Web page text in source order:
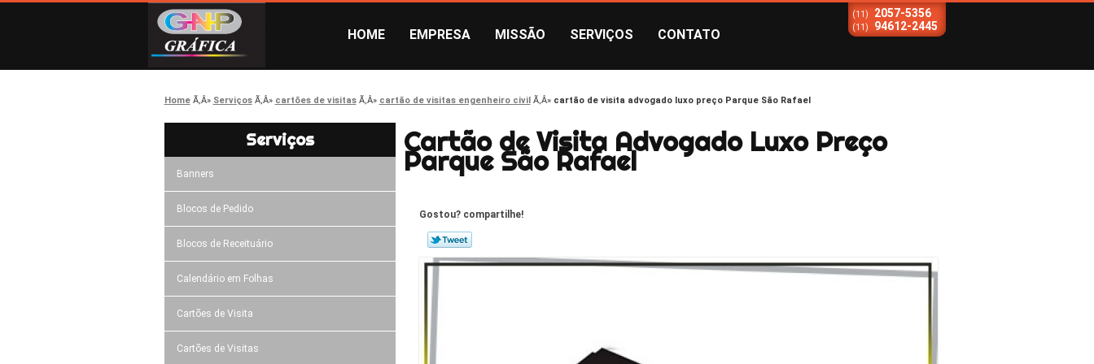
HOME EMPRESA MISSÃO SERVIÇOS CONTATO
(11) 2057-5356
(11) 94612-2445
Home Serviços cartões de visitas cartão de visitas engenheiro civil cartão de visita advogado luxo preço Parque São Rafael
Serviços
Banners
Blocos de Pedido
Blocos de Receituário
Calendário em Folhas
Cartões de Visita
Cartões de Visitas
Cartão de Visita Advogado Luxo Preço
Parque São Rafael
Gostou? compartilhe!